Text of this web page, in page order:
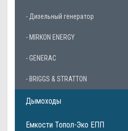
- Дизельный генератор
- MIRKON ENERGY
- GENERAC
- BRIGGS & STRATTON
Дымоходы
Емкости Топол-Эко ЕПП